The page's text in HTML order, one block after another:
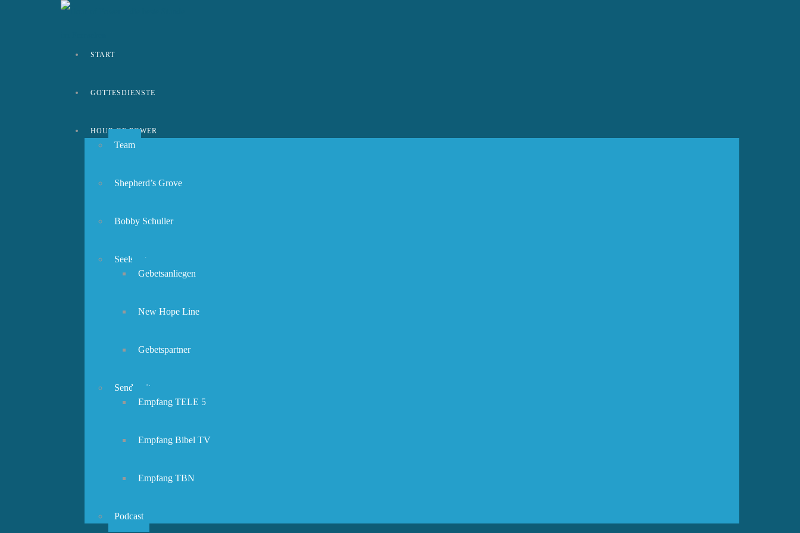
START
GOTTESDIENSTE
HOUR OF POWER
Team
Shepherd’s Grove
Bobby Schuller
Seelsorge
Gebetsanliegen
New Hope Line
Gebetspartner
Sendezeiten
Empfang TELE 5
Empfang Bibel TV
Empfang TBN
Podcast